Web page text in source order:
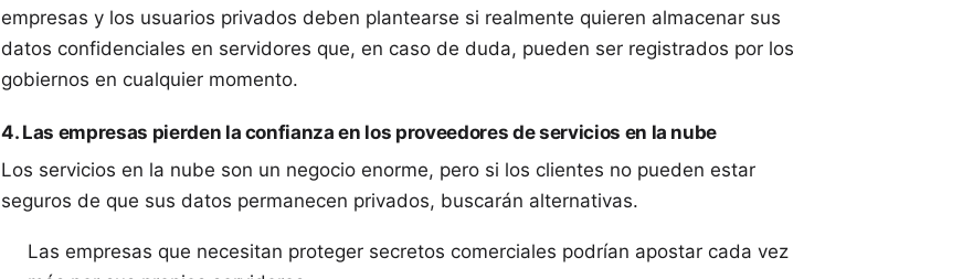
empresas y los usuarios privados deben plantearse si realmente quieren almacenar sus
datos confidenciales en servidores que, en caso de duda, pueden ser registrados por los
gobiernos en cualquier momento.
4. Las empresas pierden la confianza en los proveedores de servicios en la nube
Los servicios en la nube son un negocio enorme, pero si los clientes no pueden estar
seguros de que sus datos permanecen privados, buscarán alternativas.
Las empresas que necesitan proteger secretos comerciales podrían apostar cada vez